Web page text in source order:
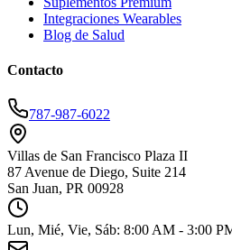
Integraciones Wearables
Blog de Salud
Contacto
787-987-6022
Villas de San Francisco Plaza II
87 Avenue de Diego, Suite 214
San Juan, PR 00928
Lun, Mié, Vie, Sáb: 8:00 AM - 3:00